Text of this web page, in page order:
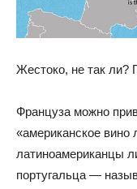
Жестоко, не так ли?
Француза можно
«американское
латиноамериканцы
португальца —